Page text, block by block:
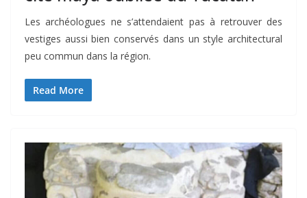
Les archéologues ne s’attendaient pas à retrouver des
vestiges aussi bien conservés dans un style architectural
peu commun dans la région.
Read More